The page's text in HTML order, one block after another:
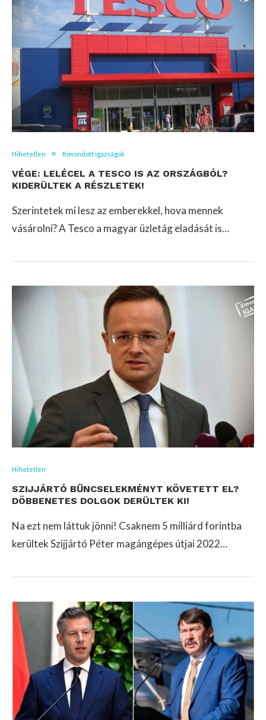
Hihetetlen Kimondott igazságok
VÉGE: LELÉCEL A TESCO IS AZ ORSZÁGBÓL?
KIDERÜLTEK A RÉSZLETEK!
Szerintetek mi lesz az emberekkel, hova mennek
vásárolni? A Tesco a magyar üzletág eladását is…
Hihetetlen
SZIJJÁRTÓ BŰNCSELEKMÉNYT KÖVETETT EL?
DÖBBENETES DOLGOK DERÜLTEK KI!
Na ezt nem láttuk jönni! Csaknem 5 milliárd forintba
kerültek Szijjártó Péter magángépes útjai 2022…